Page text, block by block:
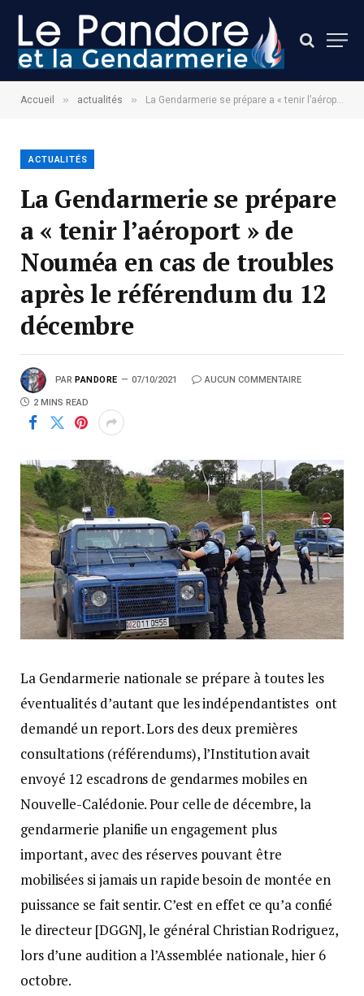
Accueil » actualités » La Gendarmerie se prépare а « tenir l’aéroport » de Nouméa en cas de troubles après le référendum du 12 décembre
ACTUALITÉS
La Gendarmerie se prépare
а « tenir l’aéroport » de
Nouméa en cas de troubles
après le référendum du 12
décembre
PAR PANDORE 07/10/2021 AUCUN COMMENTAIRE
2 MINS READ
La Gendarmerie nationale se prépare à toutes les
éventualités d’autant que les indépendantistes ont
demandé un report. Lors des deux premières
consultations (référendums), l’Institution avait
envoyé 12 escadrons de gendarmes mobiles en
Nouvelle-Calédonie. Pour celle de décembre, la
gendarmerie planifie un engagement plus
important, avec des réserves pouvant être
mobilisées si jamais un rapide besoin de montée en
puissance se fait sentir. C’est en effet ce qu’a confié
le directeur [DGGN], le général Christian Rodriguez,
lors d’une audition а l’Assemblée nationale, hier 6
octobre.